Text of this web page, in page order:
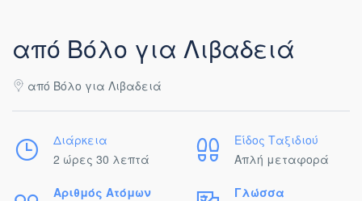
από Βόλο για Λιβαδειά
από Βόλο για Λιβαδειά
Διάρκεια
2 ώρες 30 λεπτά
Είδος Ταξιδιού
Απλή μεταφορά
Αριθμός Ατόμων
Γλώσσα